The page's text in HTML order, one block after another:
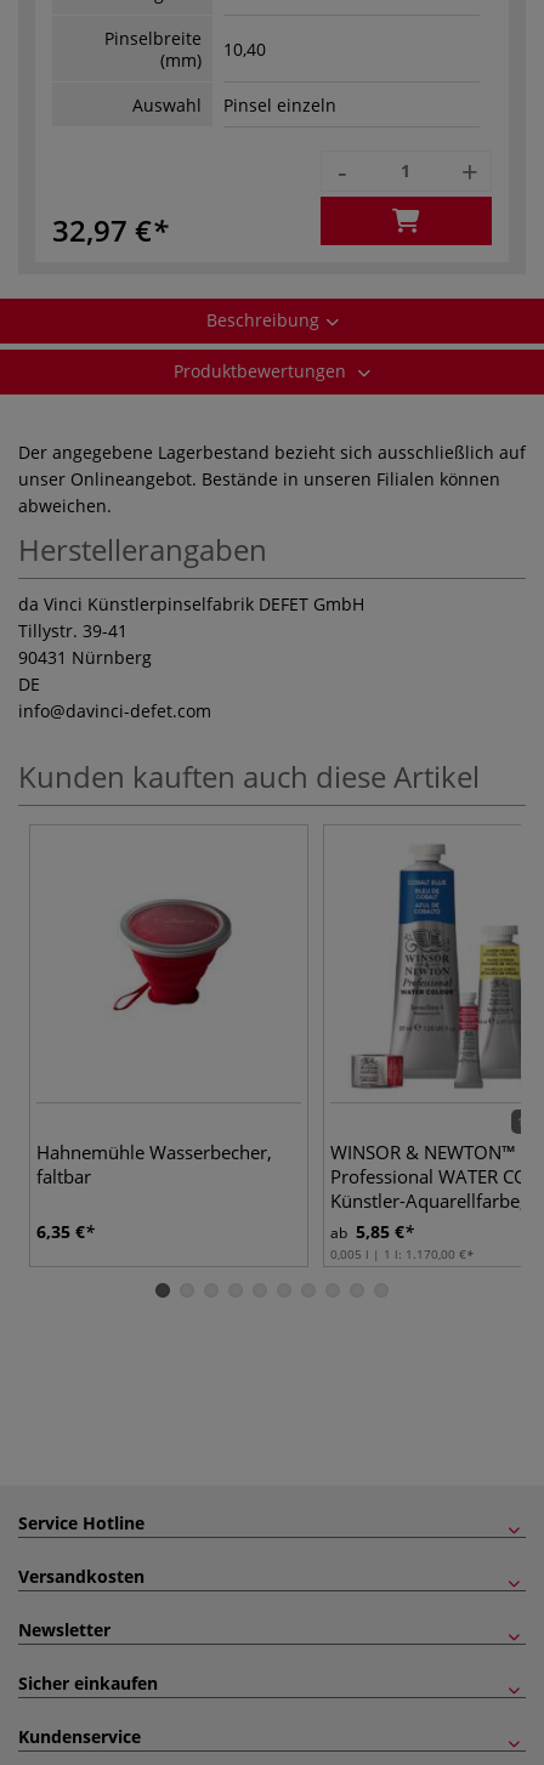
Pinselbreite
(mm)
10,40
Auswahl Pinsel einzeln
32,97 €
- +
Beschreibung
Produktbewertungen
Der angegebene Lagerbestand bezieht sich ausschließlich auf
unser Onlineangebot. Bestände in unseren Filialen können
abweichen.
Herstellerangaben
da Vinci Künstlerpinselfabrik DEFET GmbH
Tillystr. 39-41
90431 Nürnberg
DE
info@davinci-defet.com
Kunden kauften auch diese Artikel
Hahnemühle Wasserbecher,
faltbar
6,35 €
115
WINSOR & NEWTON™
Professional WATER
Künstler-Aquarellfarbe,
ab 5,85 €
0,005 l | 1 l: 1.170,00 €
Service Hotline
Versandkosten
Newsletter
Sicher einkaufen
Kundenservice